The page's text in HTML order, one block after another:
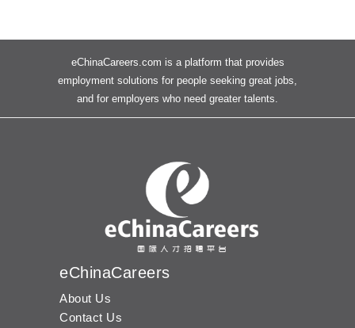
eChinaCareers.com is a platform that provides
employment solutions for people seeking great jobs,
and for employers who need greater talents.
eChinaCareers
About Us
Contact Us